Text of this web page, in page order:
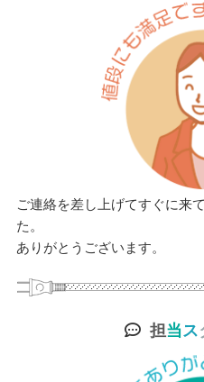
ご連絡を差し上げてすぐに来
た。
ありがとうございます。
担当ス